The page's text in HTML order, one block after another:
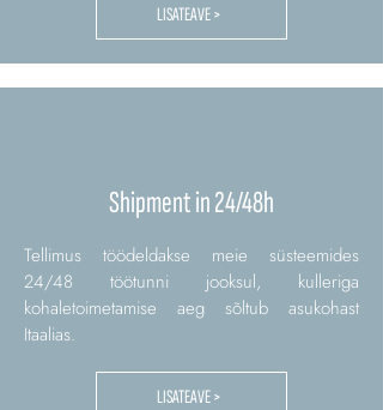
LISATEAVE >
Shipment in 24/48h
Tellimus töödeldakse meie süsteemides
24/48 töötunni jooksul, kulleriga
kohaletoimetamise aeg sõltub asukohast
Itaalias.
LISATEAVE >